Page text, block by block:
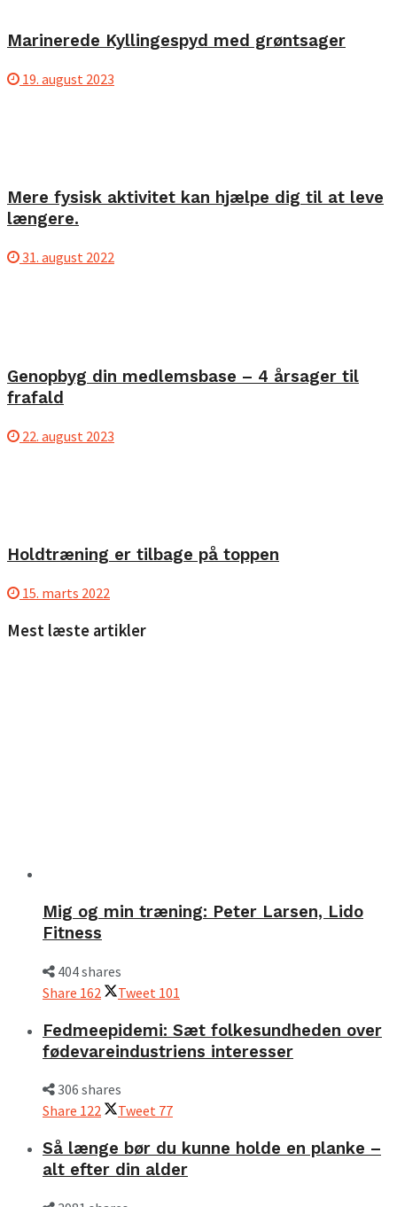
Marinerede Kyllingespyd med grøntsager
19. august 2023
Mere fysisk aktivitet kan hjælpe dig til at leve
længere.
31. august 2022
Genopbyg din medlemsbase – 4 årsager til
frafald
22. august 2023
Holdtræning er tilbage på toppen
15. marts 2022
Mest læste artikler
Mig og min træning: Peter Larsen, Lido
Fitness
404 shares
Share 162 Tweet 101
Fedmeepidemi: Sæt folkesundheden over
fødevareindustriens interesser
306 shares
Share 122 Tweet 77
Så længe bør du kunne holde en planke –
alt efter din alder